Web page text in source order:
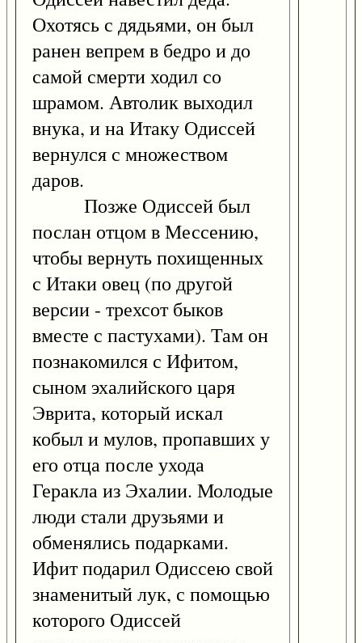
Охотясь с дядьями, он был
ранен вепрем в бедро и до
самой смерти ходил со
шрамом. Автолик выходил
внука, и на Итаку Одиссей
вернулся с множеством
даров.
Позже Одиссей был
послан отцом в Мессению,
чтобы вернуть похищенных
с Итаки овец (по другой
версии - трехсот быков
вместе с пастухами). Там он
познакомился с Ифитом,
сыном эхалийского царя
Эврита, который искал
кобыл и мулов, пропавших у
его отца после ухода
Геракла из Эхалии. Молодые
люди стали друзьями и
обменялись подарками.
Ифит подарил Одиссею свой
знаменитый лук, с помощью
которого Одиссей